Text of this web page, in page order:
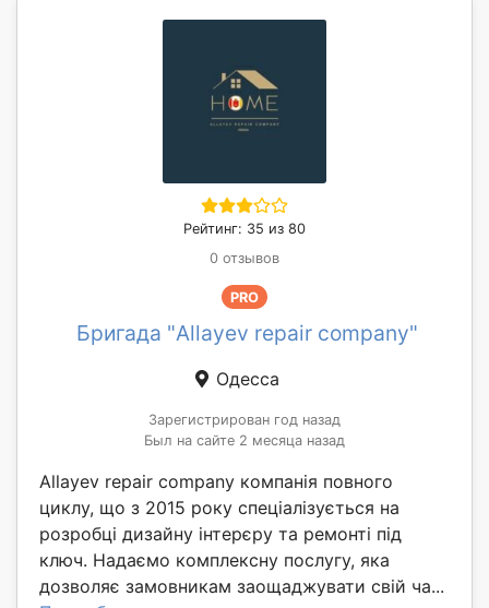
Рейтинг: 35 из 80
0 отзывов
PRO
Бригада "Allayev repair company"
Одесса
Зарегистрирован год назад
Был на сайте 2 месяца назад
Allayev repair company компанія повного
циклу, що з 2015 року спеціалізується на
розробці дизайну інтерєру та ремонті під
ключ. Надаємо комплексну послугу, яка
дозволяє замовникам заощаджувати свій ча...